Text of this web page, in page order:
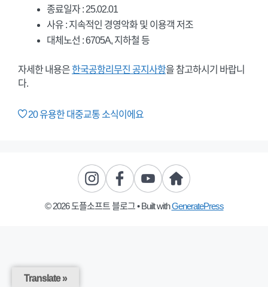
종료일자 : 25.02.01
사유 : 지속적인 경영악화 및 이용객 저조
대체노선 : 6705A, 지하철 등
자세한 내용은 한국공항리무진 공지사항을 참고하시기 바랍니
다.
20유용한 대중교통 소식이에요
© 2026 도플소프트 블로그• Built withGeneratePress
Translate »